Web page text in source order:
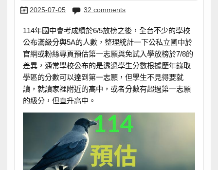
2025-07-05 32 comments
114年國中會考成績於6/5放榜之後，全台不少的學校
公布滿級分與5A的人數，整理統計一下公私立國中於
官網或粉絲專頁預估第一志願與免試入學放榜於7/8的
差異，通常學校公布的是透過學生分數根據歷年錄取
學區的分數可以達到第一志願，但學生不見得要就
讀，就讀家裡附近的高中，或者分數有超過第一志願
的級分，但直升高中。